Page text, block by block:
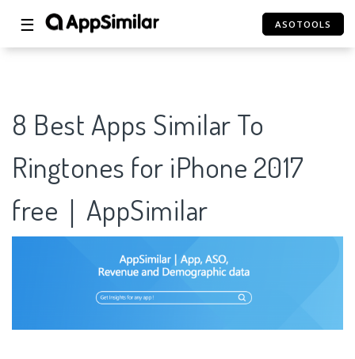
☰ ASOTOOLS
8 Best Apps Similar To
Ringtones for iPhone 2017
free｜AppSimilar